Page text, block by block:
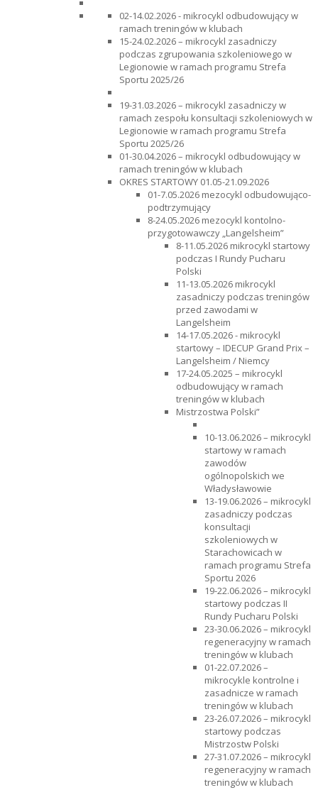
02-14.02.2026 - mikrocykl odbudowujący w
ramach treningów w klubach
15-24.02.2026 – mikrocykl zasadniczy
podczas zgrupowania szkoleniowego w
Legionowie w ramach programu Strefa
Sportu 2025/26
19-31.03.2026 – mikrocykl zasadniczy w
ramach zespołu konsultacji szkoleniowych w
Legionowie w ramach programu Strefa
Sportu 2025/26
01-30.04.2026 – mikrocykl odbudowujący w
ramach treningów w klubach
OKRES STARTOWY 01.05-21.09.2026
01-7.05.2026 mezocykl odbudowująco-
podtrzymujący
8-24.05.2026 mezocykl kontolno-
przygotowawczy „Langelsheim”
8-11.05.2026 mikrocykl startowy
podczas I Rundy Pucharu
Polski
11-13.05.2026 mikrocykl
zasadniczy podczas treningów
przed zawodami w
Langelsheim
14-17.05.2026 - mikrocykl
startowy – IDECUP Grand Prix –
Langelsheim / Niemcy
17-24.05.2025 – mikrocykl
odbudowujący w ramach
treningów w klubach
Mistrzostwa Polski”
10-13.06.2026 – mikrocykl
startowy w ramach
zawodów
ogólnopolskich we
Władysławowie
13-19.06.2026 – mikrocykl
zasadniczy podczas
konsultacji
szkoleniowych w
Starachowicach w
ramach programu Strefa
Sportu 2026
19-22.06.2026 – mikrocykl
startowy podczas II
Rundy Pucharu Polski
23-30.06.2026 – mikrocykl
regeneracyjny w ramach
treningów w klubach
01-22.07.2026 –
mikrocykle kontrolne i
zasadnicze w ramach
treningów w klubach
23-26.07.2026 – mikrocykl
startowy podczas
Mistrzostw Polski
27-31.07.2026 – mikrocykl
regeneracyjny w ramach
treningów w klubach